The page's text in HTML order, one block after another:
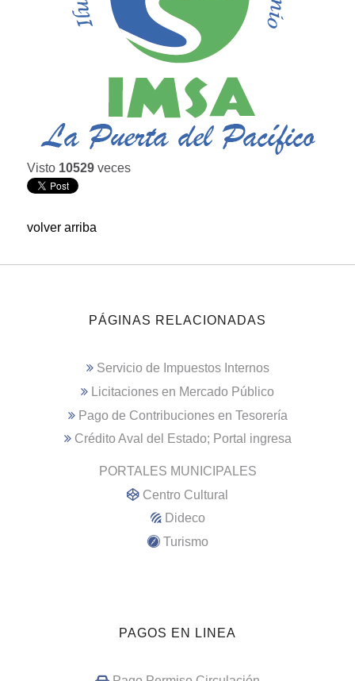
Visto 10529 veces
volver arriba
PÁGINAS RELACIONADAS
Servicio de Impuestos Internos
Licitaciones en Mercado Público
Pago de Contribuciones en Tesorería
Crédito Aval del Estado; Portal ingresa
PORTALES MUNICIPALES
Centro Cultural
Dideco
Turismo
PAGOS EN LINEA